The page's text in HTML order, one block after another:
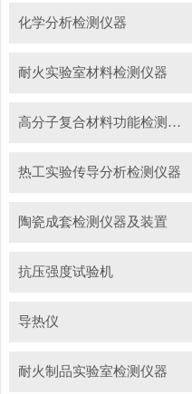
化学分析检测仪器
耐火实验室材料检测仪器
高分子复合材料功能检测仪器
热工实验传导分析检测仪器
陶瓷成套检测仪器及装置
抗压强度试验机
导热仪
耐火制品实验室检测仪器